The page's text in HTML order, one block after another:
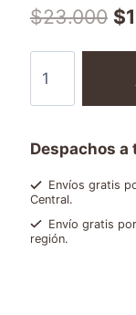
$23.000 $
Despachos a
Envíos gratis
Central.
Envío gratis
región.